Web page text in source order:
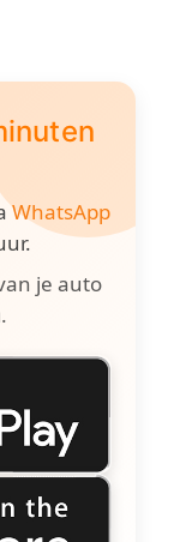
WhatsApp
je auto
.